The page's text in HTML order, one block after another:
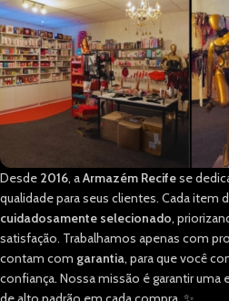
Desde 2016, aArmazém Recifese
qualidade para seus clientes. Cada item
cuidadosamente selecionado,
satisfação. Trabalhamos apenas com
contam com garantia, para que você
confiança. Nossa missão é garantir uma